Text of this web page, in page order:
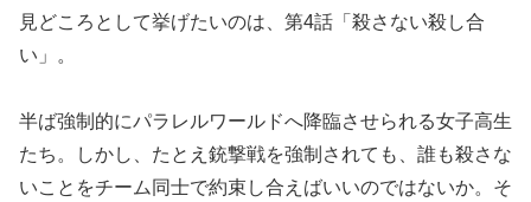
見どころとして挙げたいのは、第4話「殺さない殺し合
い」。
半ば強制的にパラレルワールドへ降臨させられる女子高生
たち。しかし、たとえ銃撃戦を強制されても、誰も殺さな
いことをチーム同士で約束し合えばいいのではないか。そ